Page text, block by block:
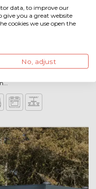
de inpandige veranda bied
is geschikt voor
data, to improve our
give you a great website
cookies we use open the
No, adjust